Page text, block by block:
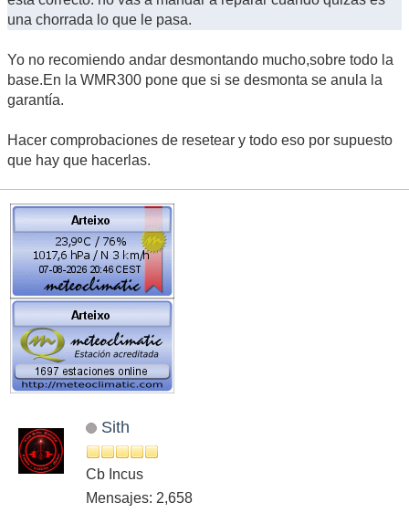
una chorrada lo que le pasa.
Yo no recomiendo andar desmontando mucho,sobre todo la
base.En la WMR300 pone que si se desmonta se anula la
garantía.
Hacer comprobaciones de resetear y todo eso por supuesto
que hay que hacerlas.
Sith
Cb Incus
Mensajes: 2,658